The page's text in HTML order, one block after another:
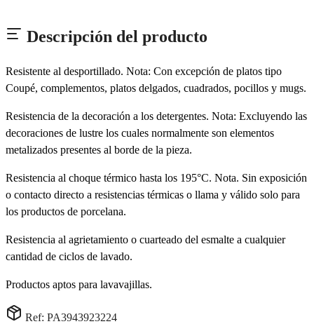
Descripción del producto
Resistente al desportillado. Nota: Con excepción de platos tipo
Coupé, complementos, platos delgados, cuadrados, pocillos y mugs.
Resistencia de la decoración a los detergentes. Nota: Excluyendo las
decoraciones de lustre los cuales normalmente son elementos
metalizados presentes al borde de la pieza.
Resistencia al choque térmico hasta los 195°C. Nota. Sin exposición
o contacto directo a resistencias térmicas o llama y válido solo para
los productos de porcelana.
Resistencia al agrietamiento o cuarteado del esmalte a cualquier
cantidad de ciclos de lavado.
Productos aptos para lavavajillas.
Ref: PA3943923224